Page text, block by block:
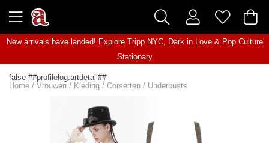
New arrivals have landed! Explore Tripp NYC, Dark in Love& Pop Culture
Stationary
false ##profilelog.artdetail##
Home / Vrouwen / Kleding / Corsetten / Underbusts